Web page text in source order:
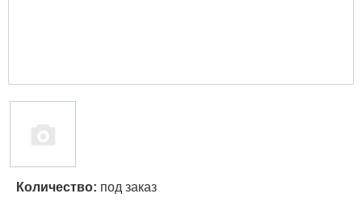
Количество: под заказ